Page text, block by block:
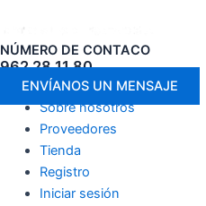
NÚMERO DE CONTACO
962 28 11 80
ENVÍANOS UN MENSAJE
Sobre nosotros
Proveedores
Tienda
Registro
Iniciar sesión